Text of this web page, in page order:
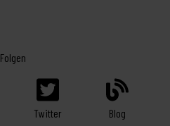
Folgen
Twitter Blog